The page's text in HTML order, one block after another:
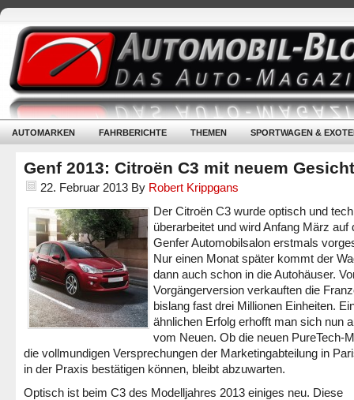
AUTOMARKEN FAHRBERICHTE THEMEN SPORTWAGEN &
Genf 2013: Citroën C3 mit neuem Gesicht
22. Februar 2013 By Robert Krippgans
Der Citroën C3 wurde optisch und
überarbeitet und wird Anfang März auf
Genfer Automobilsalon erstmals
Nur einen Monat später kommt der
dann auch schon in die Autohäuser.
Vorgängerversion verkauften die
bislang fast drei Millionen Einheiten.
ähnlichen Erfolg erhofft man sich nun
vom Neuen. Ob die neuen PureTech-
die vollmundigen Versprechungen der Marketingabteilung in
in der Praxis bestätigen können, bleibt abzuwarten.
Optisch ist beim C3 des Modelljahres 2013 einiges neu. Diese